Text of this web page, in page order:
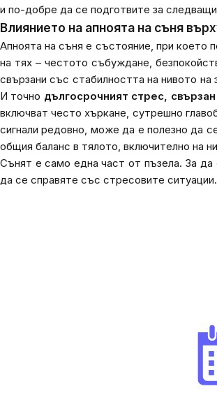
и по-добре да се подготвите за
Влиянието на апноята на съня
Апноята на съня е състояние, при което
на тях – честото събуждане,
свързани със стабилността на нивото
И точно дългосрочният стрес,
включват често хъркане, сутрешно
сигнали редовно, може да е полезно да
общия баланс в тялото, включително на
Сънят е само една част от пъзела. За
да се справяте със стресовите ситуации.